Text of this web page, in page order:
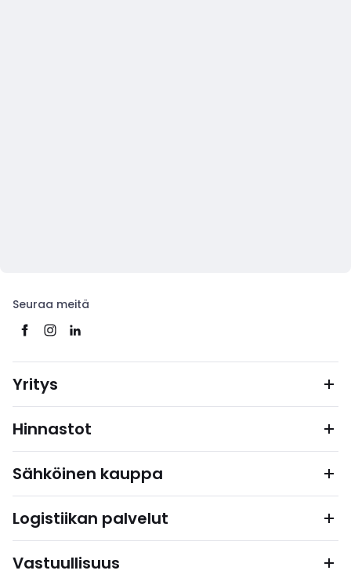
Seuraa meitä
Yritys
Hinnastot
Sähköinen kauppa
Logistiikan palvelut
Vastuullisuus